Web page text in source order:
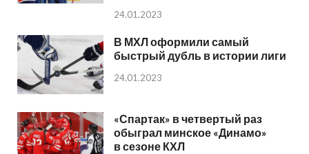
24.01.2023
В МХЛ оформили самый
быстрый дубль в истории лиги
24.01.2023
«Спартак» в четвертый раз
обыграл минское «Динамо»
в сезоне КХЛ